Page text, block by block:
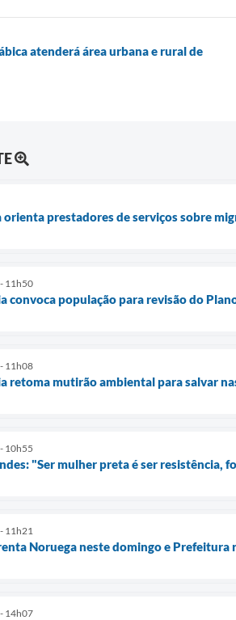
atenderá área urbana e rural de
prestadores de serviços sobre
11h50
convoca população para revisão do
11h08
retoma mutirão ambiental para salvar
10h55
"Ser mulher preta é ser resistência,
11h21
Noruega neste domingo e
14h07